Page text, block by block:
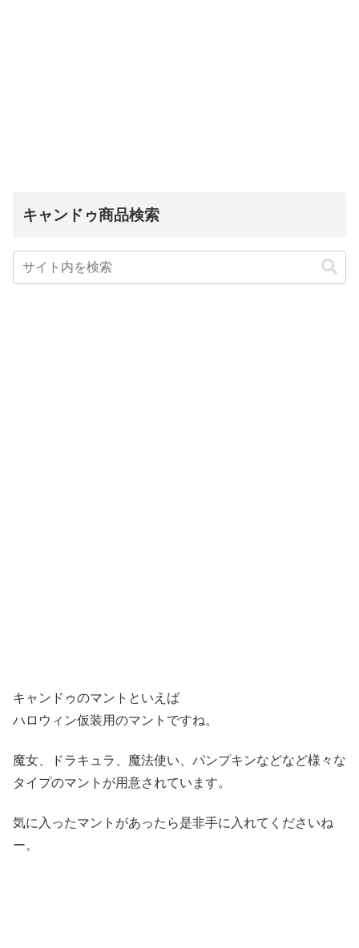
キャンドゥ商品検索
キャンドゥのマントといえば
ハロウィン仮装用のマントですね。
魔女、ドラキュラ、魔法使い、パンプキンなどなど様々な
タイプのマントが用意されています。
気に入ったマントがあったら是非手に入れてくださいね
ー。